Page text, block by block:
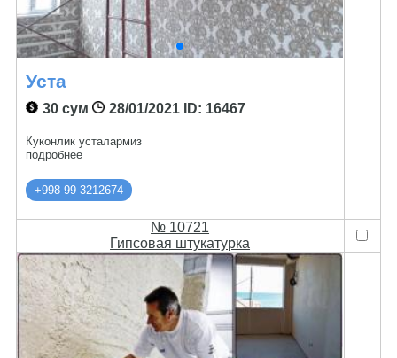
Уста
30 сум 28/01/2021ID: 16467
Куконлик усталармиз
подробнее
+998 99 3212674
№ 10721
Гипсовая штукатурка